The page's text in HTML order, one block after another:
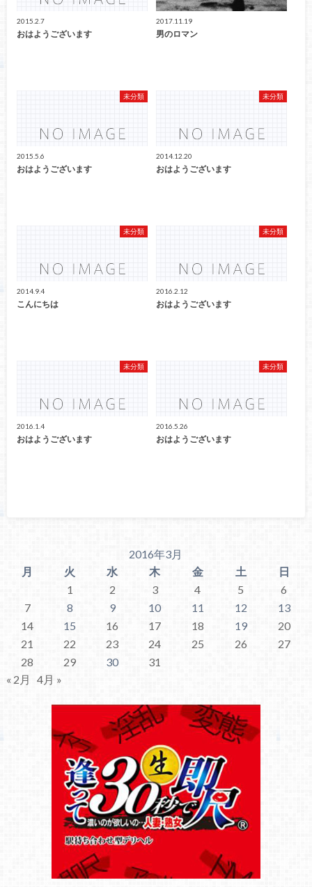
2015.2.7
おはようございます
2017.11.19
男のロマン
未分類
2015.5.6
おはようございます
未分類
2014.12.20
おはようございます
未分類
2014.9.4
こんにちは
未分類
2016.2.12
おはようございます
未分類
2016.1.4
おはようございます
未分類
2016.5.26
おはようございます
2016年3月
月
火 水 木 金 土
日
1
2 3 4 5
6
7
8 9 10 11 12
13
14
15 16 17 18 19
20
21
22 23 24 25 26
27
28
29 30
31
« 2月
4月 »